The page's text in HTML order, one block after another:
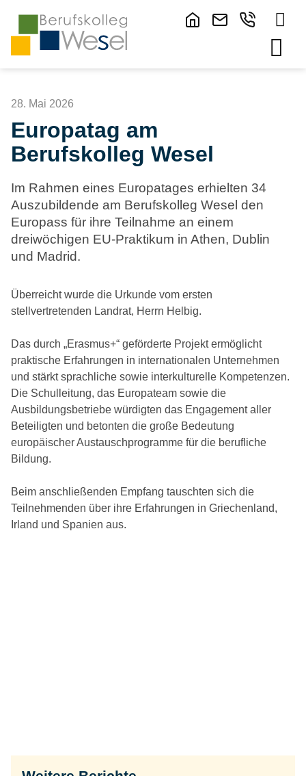
28. Mai 2026
Europatag am
Berufskolleg Wesel
Im Rahmen eines Europatages erhielten 34
Auszubildende am Berufskolleg Wesel den
Europass für ihre Teilnahme an einem
dreiwöchigen EU-Praktikum in Athen, Dublin
und Madrid.
Überreicht wurde die Urkunde vom ersten
stellvertretenden Landrat, Herrn Helbig.
Das durch „Erasmus+“ geförderte Projekt ermöglicht
praktische Erfahrungen in internationalen Unternehmen
und stärkt sprachliche sowie interkulturelle Kompetenzen.
Die Schulleitung, das Europateam sowie die
Ausbildungsbetriebe würdigten das Engagement aller
Beteiligten und betonten die große Bedeutung
europäischer Austauschprogramme für die berufliche
Bildung.
Beim anschließenden Empfang tauschten sich die
Teilnehmenden über ihre Erfahrungen in Griechenland,
Irland und Spanien aus.